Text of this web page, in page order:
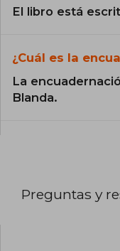
El libro está
¿Cuál es la
La
Blanda.
Preguntas y